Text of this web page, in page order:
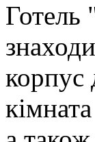
Готель
корпус